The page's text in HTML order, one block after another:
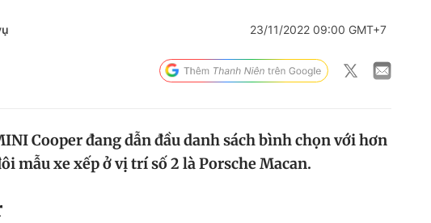
23/11/2022 09:00 GMT+7
Cooper đang dẫn đầu danh sách bình chọn với hơn
mẫu xe xếp ở vị trí số 2 là Porsche Macan.